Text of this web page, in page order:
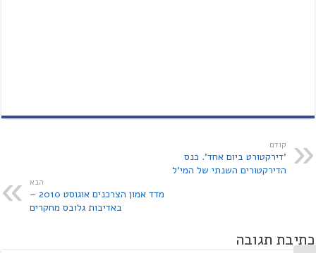
קודם
'דירקטורט ביום אחד'. כנס
הדירקטורים השנתי של המי'ל
הבא
מדד אמון הצרכנים אוגוסט 2010 –
באדיבות גלובס מחקרים
כתיבת תגובה